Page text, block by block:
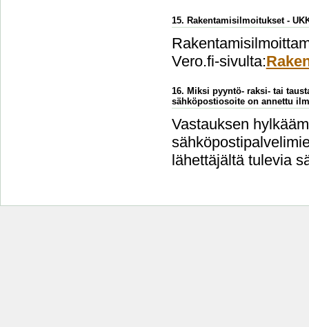
15. Rakentamisilmoitukset -
Vero.fi-sivulta:
16. Miksi pyyntö- raksi- tai
sähköpostiosoite on annettu
Vastauksen
lähettäjältä tulevia